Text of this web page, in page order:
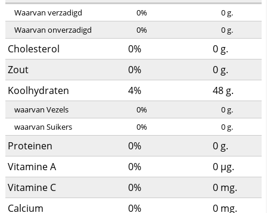
Waarvan verzadigd 0% 0g.
Waarvan onverzadigd
0% 0g.
Cholesterol 0% 0 g.
Zout
0% 0 g.
Koolhydraten
4% 48 g.
waarvan Vezels 0% 0g.
waarvan Suikers
0% 0g.
Proteinen 0% 0 g.
Vitamine A
0% 0 µg.
Vitamine C
0% 0 mg.
Calcium
0% 0 mg.